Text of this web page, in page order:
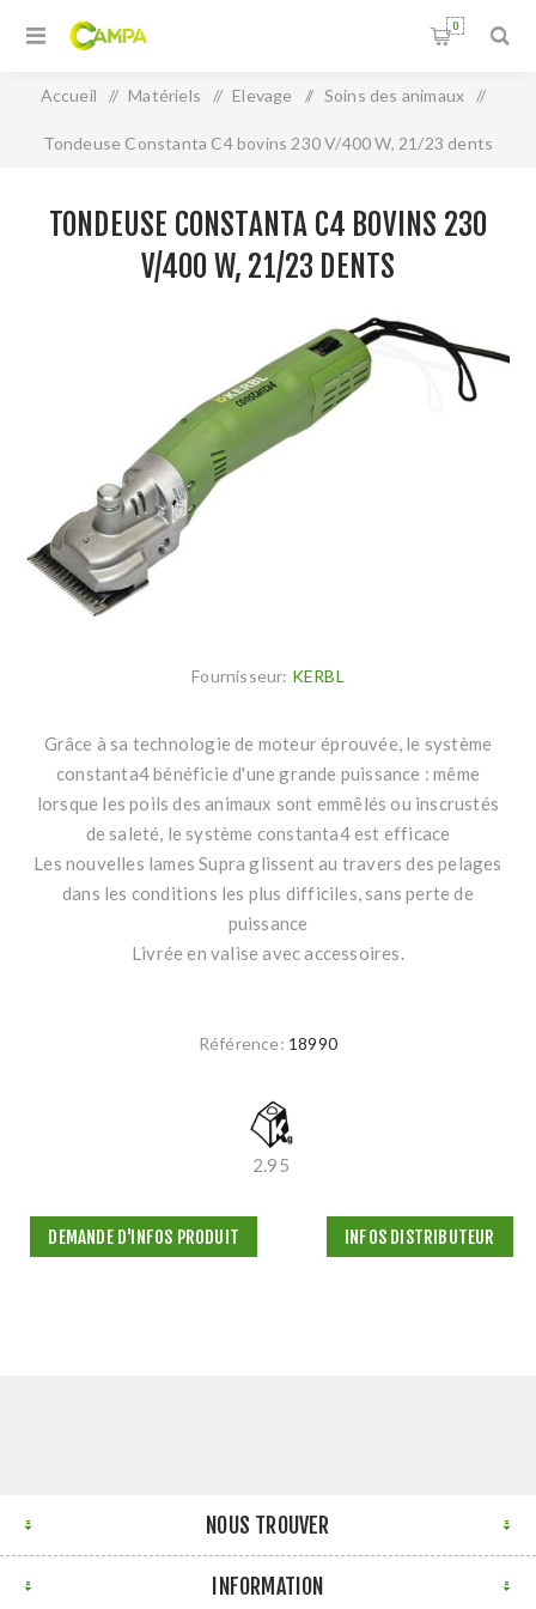
0
Accueil / Matériels / Elevage / Soins des animaux /
Tondeuse Constanta C4 bovins 230 V/400 W, 21/23 dents
TONDEUSE CONSTANTA C4 BOVINS 230
V/400 W, 21/23 DENTS
Fournisseur: KERBL
Grâce à sa technologie de moteur éprouvée, le système
constanta4 bénéficie d'une grande puissance : même
lorsque les poils des animaux sont emmêlés ou inscrustés
de saleté, le système constanta4 est efficace
Les nouvelles lames Supra glissent au travers des pelages
dans les conditions les plus difficiles, sans perte de
puissance
Livrée en valise avec accessoires.
Référence: 18990
2.95
DEMANDE D'INFOS PRODUIT INFOS DISTRIBUTEUR
NOUS TROUVER
INFORMATION